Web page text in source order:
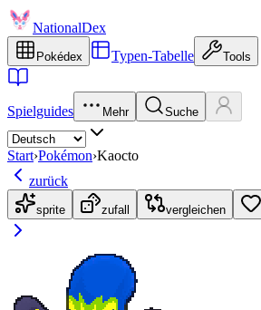
NationalDex
Pokédex Typen-Tabelle Tools
Spielguides Mehr Suche
Start›Pokémon›Kaocto
zurück
sprite zufall vergleichen